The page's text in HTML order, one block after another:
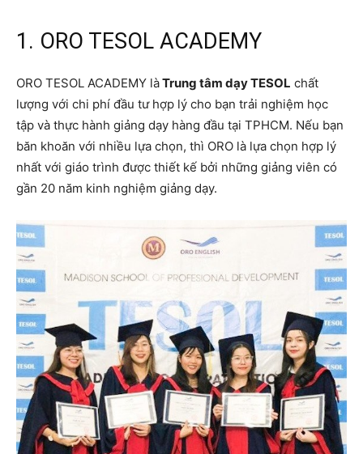
1. ORO TESOL ACADEMY
ORO TESOL ACADEMY làTrung tâm dạy TESOL chất
lượng với chi phí đầu tư hợp lý cho bạn trải nghiệm học
tập và thực hành giảng dạy hàng đầu tại TPHCM. Nếu bạn
băn khoăn với nhiều lựa chọn, thì ORO là lựa chọn hợp lý
nhất với giáo trình được thiết kế bởi những giảng viên có
gần 20 năm kinh nghiệm giảng dạy.